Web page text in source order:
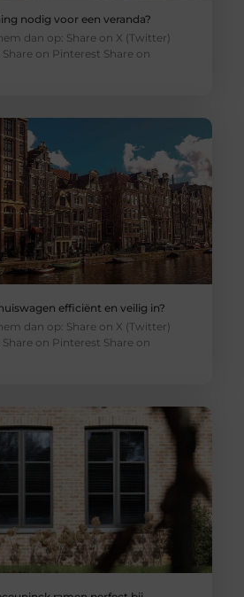
nodig voor een veranda?
dan op: Share on X (Twitter)
on Pinterest Share on
efficiënt en veilig in?
dan op: Share on X (Twitter)
on Pinterest Share on